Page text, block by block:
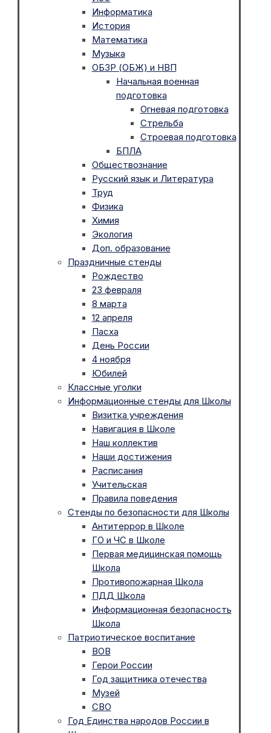
Информатика
История
Математика
Музыка
ОБЗР (ОБЖ) и НВП
Начальная военная
подготовка
Огневая подготовка
Стрельба
Строевая подготовка
БПЛА
Обществознание
Русский язык и Литература
Труд
Физика
Химия
Экология
Доп. образование
Праздничные стенды
Рождество
23 февраля
8 марта
12 апреля
Пасха
День России
4 ноября
Юбилей
Классные уголки
Информационные стенды для Школы
Визитка учреждения
Навигация в Школе
Наш коллектив
Наши достижения
Расписания
Учительская
Правила поведения
Стенды по безопасности для Школы
Антитеррор в Школе
ГО и ЧС в Школе
Первая медицинская помощь
Школа
Противопожарная Школа
ПДД Школа
Информационная безопасность
Школа
Патриотическое воспитание
ВОВ
Герои России
Год защитника отечества
Музей
СВО
Год Единства народов России в